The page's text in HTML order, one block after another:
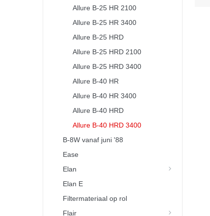
Allure B-25 HR 2100
Allure B-25 HR 3400
Allure B-25 HRD
Allure B-25 HRD 2100
Allure B-25 HRD 3400
Allure B-40 HR
Allure B-40 HR 3400
Allure B-40 HRD
Allure B-40 HRD 3400
B-8W vanaf juni '88
Ease
Elan
Elan E
Filtermateriaal op rol
Flair